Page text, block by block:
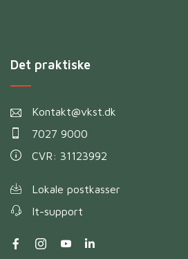
Det praktiske
Kontakt@vkst.dk
7027 9000
CVR: 31123992
Lokale postkasser
It-support